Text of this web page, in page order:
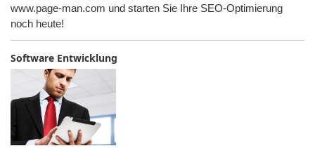
www.page-man.com und starten Sie Ihre SEO-Optimierung
noch heute!
Software Entwicklung